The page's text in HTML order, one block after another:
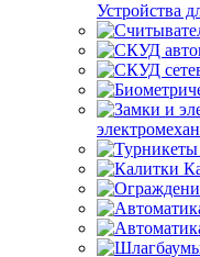
Устройства